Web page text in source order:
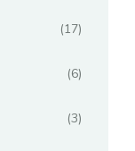
(17)
(6)
(3)